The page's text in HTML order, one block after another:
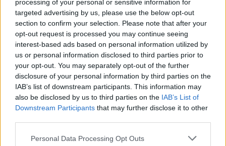
processing of your personal or sensitive information for
targeted advertising by us, please use the below opt-out
section to confirm your selection. Please note that after your
opt-out request is processed you may continue seeing
interest-based ads based on personal information utilized by
us or personal information disclosed to third parties prior to
your opt-out. You may separately opt-out of the further
disclosure of your personal information by third parties on the
IAB’s list of downstream participants. This information may
also be disclosed by us to third parties on the IAB’s List of
Downstream Participants that may further disclose it to other
Personal Data Processing Opt Outs
2025-07-15
Fondo di garanzia per le piccole e medie imprese
Banca del Mezzogiorno MedioCredito Centrale S.p.A.
20.000 euro
2025-07-15
Fondo di garanzia per le piccole e medie imprese
Banca del Mezzogiorno MedioCredito Centrale S.p.A.
48.000 euro
2024-09-13
Fondo di garanzia per le piccole e medie imprese
Banca del Mezzogiorno MedioCredito Centrale S.p.A.